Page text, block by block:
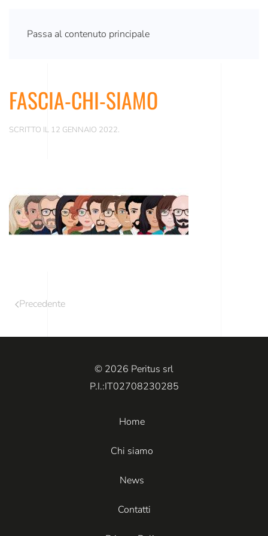
Passa al contenuto principale
FASCIA-CHI-SIAMO
SCRITTO IL 12 GENNAIO 2022.
Precedente
© 2026 Peritus srl
P.I.:IT02708230285
Home
Chi siamo
News
Contatti